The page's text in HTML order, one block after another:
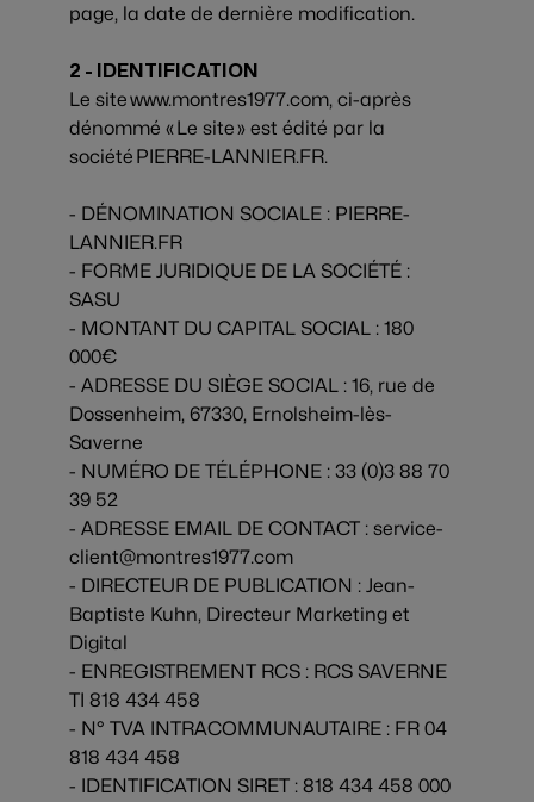
page, la date de dernière modification.
2 - IDENTIFICATION
Le site www.montres1977.com, ci-après
dénommé « Le site » est édité par la
société PIERRE-LANNIER.FR.
- DÉNOMINATION SOCIALE : PIERRE-
LANNIER.FR
- FORME JURIDIQUE DE LA SOCIÉTÉ :
SASU
- MONTANT DU CAPITAL SOCIAL : 180
000€
- ADRESSE DU SIÈGE SOCIAL : 16, rue de
Dossenheim, 67330, Ernolsheim-lès-
Saverne
- NUMÉRO DE TÉLÉPHONE : 33 (0)3 88 70
39 52
- ADRESSE EMAIL DE CONTACT : service-
client@montres1977.com
- DIRECTEUR DE PUBLICATION : Jean-
Baptiste Kuhn, Directeur Marketing et
Digital
- ENREGISTREMENT RCS : RCS SAVERNE
TI 818 434 458
- N° TVA INTRACOMMUNAUTAIRE : FR 04
818 434 458
- IDENTIFICATION SIRET : 818 434 458 000